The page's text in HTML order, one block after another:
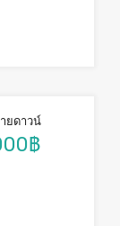
ยดาวน์
฿